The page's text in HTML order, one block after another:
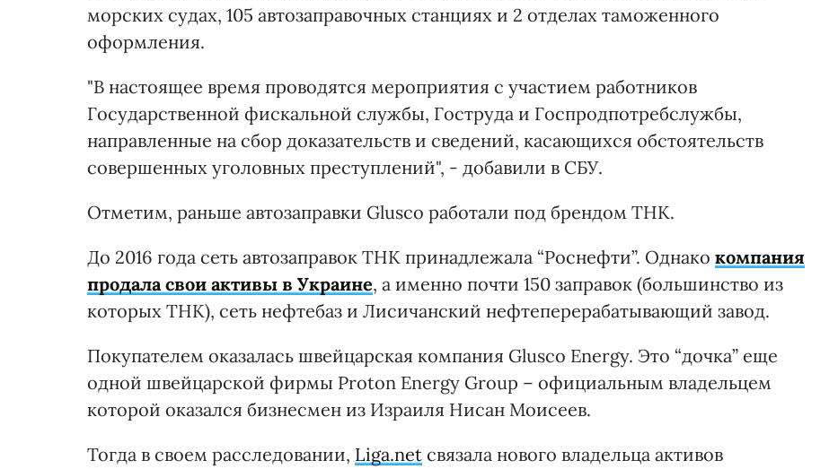
морских судах, 105 автозаправочных станциях и 2 отделах таможенного
оформления.
"В настоящее время проводятся мероприятия с участием работников
Государственной фискальной службы, Гоструда и Госпродпотребслужбы,
направленные на сбор доказательств и сведений, касающихся обстоятельств
совершенных уголовных преступлений", - добавили в СБУ.
Отметим, раньше автозаправки Glusco работали под брендом ТНК.
До 2016 года сеть автозаправок ТНК принадлежала “Роснефти”. Однако компания
продала свои активы в Украине, а именно почти 150 заправок (большинство из
которых ТНК), сеть нефтебаз и Лисичанский нефтеперерабатывающий завод.
Покупателем оказалась швейцарская компания Glusco Energy. Это “дочка” еще
одной швейцарской фирмы Proton Energy Group – официальным владельцем
которой оказался бизнесмен из Израиля Нисан Моисеев.
Тогда в своем расследовании, Liga.net связала нового владельца активов